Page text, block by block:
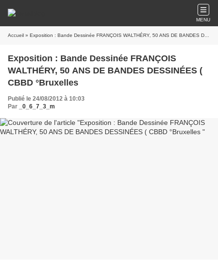
MENU
Accueil » Exposition : Bande Dessinée FRANÇOIS WALTHÉRY, 50 ANS DE BANDES DESSINÉES ( CBBD °Bruxelles
Exposition : Bande Dessinée FRANÇOIS
WALTHÉRY, 50 ANS DE BANDES DESSINÉES (
CBBD °Bruxelles
Publié le 24/08/2012 à 10:03
Par
_0_6_7_3_m